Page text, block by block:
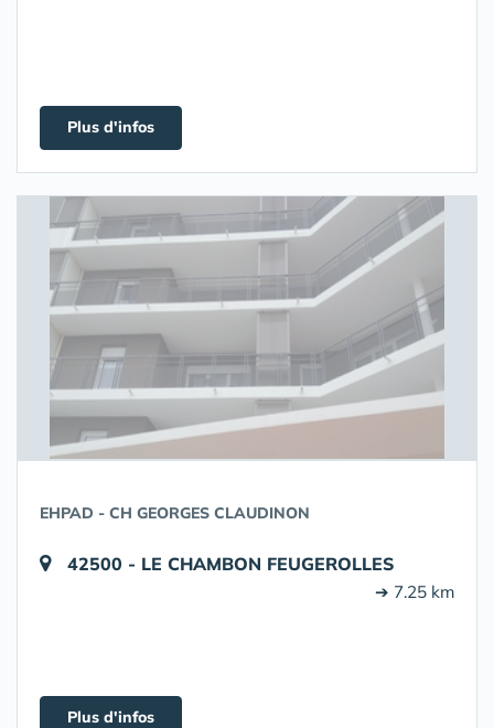
Plus d'infos
EHPAD - CH GEORGES CLAUDINON
42500 - LE CHAMBON FEUGEROLLES
➔ 7.25 km
Plus d'infos